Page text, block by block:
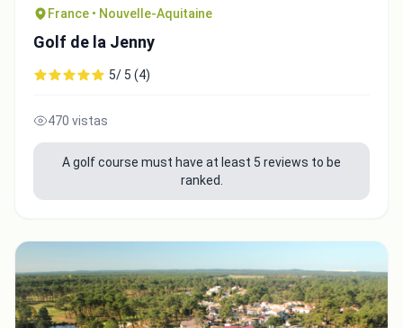
France • Nouvelle-Aquitaine
Golf de la Jenny
5/ 5 (4)
470 vistas
A golf course must have at least 5 reviews to be
ranked.